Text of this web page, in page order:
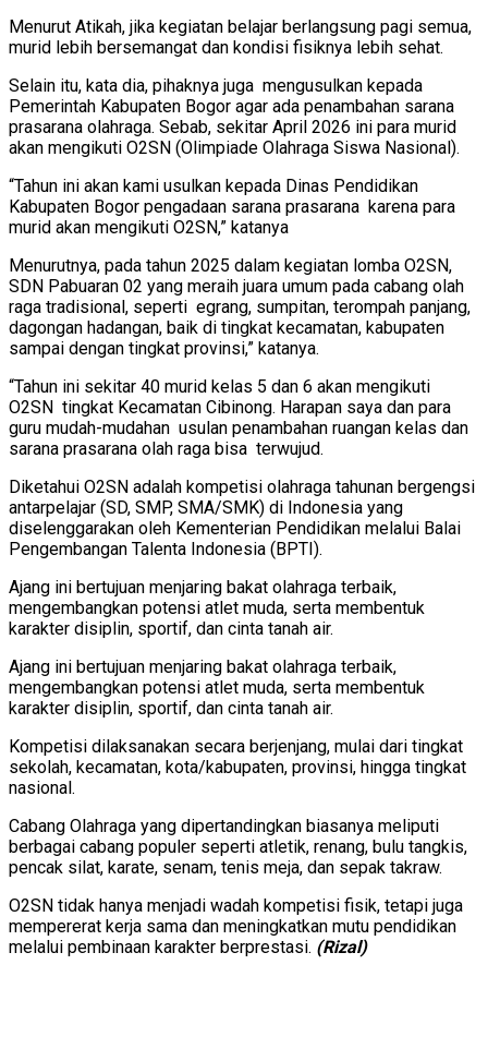
Menurut Atikah, jika kegiatan belajar berlangsung pagi semua,
murid lebih bersemangat dan kondisi fisiknya lebih sehat.
Selain itu, kata dia, pihaknya juga mengusulkan kepada
Pemerintah Kabupaten Bogor agar ada penambahan sarana
prasarana olahraga. Sebab, sekitar April 2026 ini para murid
akan mengikuti O2SN (Olimpiade Olahraga Siswa Nasional).
“Tahun ini akan kami usulkan kepada Dinas Pendidikan
Kabupaten Bogor pengadaan sarana prasarana karena para
murid akan mengikuti O2SN,” katanya
Menurutnya, pada tahun 2025 dalam kegiatan lomba O2SN,
SDN Pabuaran 02 yang meraih juara umum pada cabang olah
raga tradisional, seperti egrang, sumpitan, terompah panjang,
dagongan hadangan, baik di tingkat kecamatan, kabupaten
sampai dengan tingkat provinsi,” katanya.
“Tahun ini sekitar 40 murid kelas 5 dan 6 akan mengikuti
O2SN tingkat Kecamatan Cibinong. Harapan saya dan para
guru mudah-mudahan usulan penambahan ruangan kelas dan
sarana prasarana olah raga bisa terwujud.
Diketahui O2SN adalah kompetisi olahraga tahunan bergengsi
antarpelajar (SD, SMP, SMA/SMK) di Indonesia yang
diselenggarakan oleh Kementerian Pendidikan melalui Balai
Pengembangan Talenta Indonesia (BPTI).
Ajang ini bertujuan menjaring bakat olahraga terbaik,
mengembangkan potensi atlet muda, serta membentuk
karakter disiplin, sportif, dan cinta tanah air.
Ajang ini bertujuan menjaring bakat olahraga terbaik,
mengembangkan potensi atlet muda, serta membentuk
karakter disiplin, sportif, dan cinta tanah air.
Kompetisi dilaksanakan secara berjenjang, mulai dari tingkat
sekolah, kecamatan, kota/kabupaten, provinsi, hingga tingkat
nasional.
Cabang Olahraga yang dipertandingkan biasanya meliputi
berbagai cabang populer seperti atletik, renang, bulu tangkis,
pencak silat, karate, senam, tenis meja, dan sepak takraw.
O2SN tidak hanya menjadi wadah kompetisi fisik, tetapi juga
mempererat kerja sama dan meningkatkan mutu pendidikan
melalui pembinaan karakter berprestasi. (Rizal)